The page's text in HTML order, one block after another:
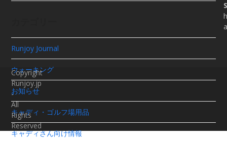
Runjoy Journal
ウォーキング
お知らせ
キャディ・ゴルフ場用品
キャディさん向け情報
Copyright
Runjoy.jp
-
All
Rights
Reserved